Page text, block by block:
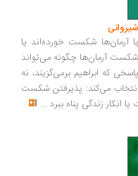
شکست خورده‌اند یا
چگونه می‌تواند
برمی‌گزیند، نه
می‌کند: پذیرفتن شکست
زندگی پناه ببرد...